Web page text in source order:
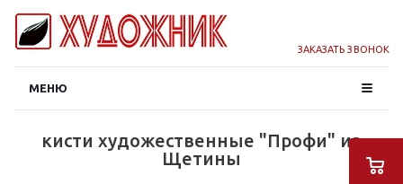
ЗАКАЗАТЬ ЗВОНОК
МЕНЮ
кисти художественные "Профи" из
Щетины